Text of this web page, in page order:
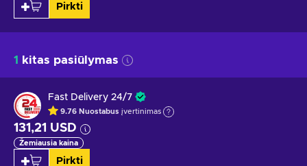
Pirkti
1 kitas pasiūlymas
Fast Delivery 24/7
9.76 Nuostabus įvertinimas
131,21 USD
Žemiausia kaina
Pirkti